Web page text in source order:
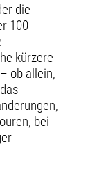
die
100
kürzere
ob allein,
bei